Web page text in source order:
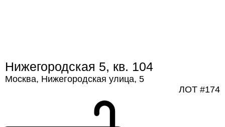
Нижегородская 5, кв. 104
Москва, Нижегородская улица, 5
ЛОТ #174